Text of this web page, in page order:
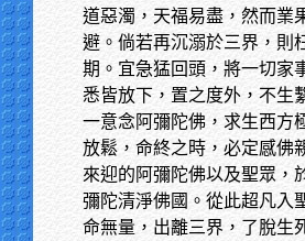
道惡濁，天福易盡，然而業
避。倘若再沉溺於三界，則
期。宜急猛回頭，將一切家
悉皆放下，置之度外，不生
一意念阿彌陀佛，求生西方
放鬆，命終之時，必定感佛
來迎的阿彌陀佛以及聖眾，
彌陀清淨佛國。從此超凡入
命無量，出離三界，了脫生